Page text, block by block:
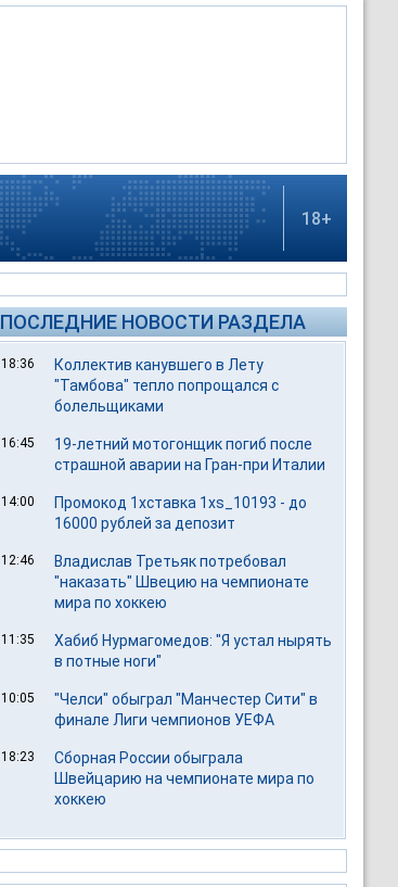
18+
ПОСЛЕДНИЕ НОВОСТИ РАЗДЕЛА
18:36
Коллектив канувшего в Лету
"Тамбова" тепло попрощался с
болельщиками
16:45
19-летний мотогонщик погиб после
страшной аварии на Гран-при Италии
14:00
Промокод 1хставка 1xs_10193 - до
16000 рублей за депозит
12:46
Владислав Третьяк потребовал
"наказать" Швецию на чемпионате
мира по хоккею
11:35
Хабиб Нурмагомедов: "Я устал нырять
в потные ноги"
10:05
"Челси" обыграл "Манчестер Сити" в
финале Лиги чемпионов УЕФА
18:23
Сборная России обыграла
Швейцарию на чемпионате мира по
хоккею